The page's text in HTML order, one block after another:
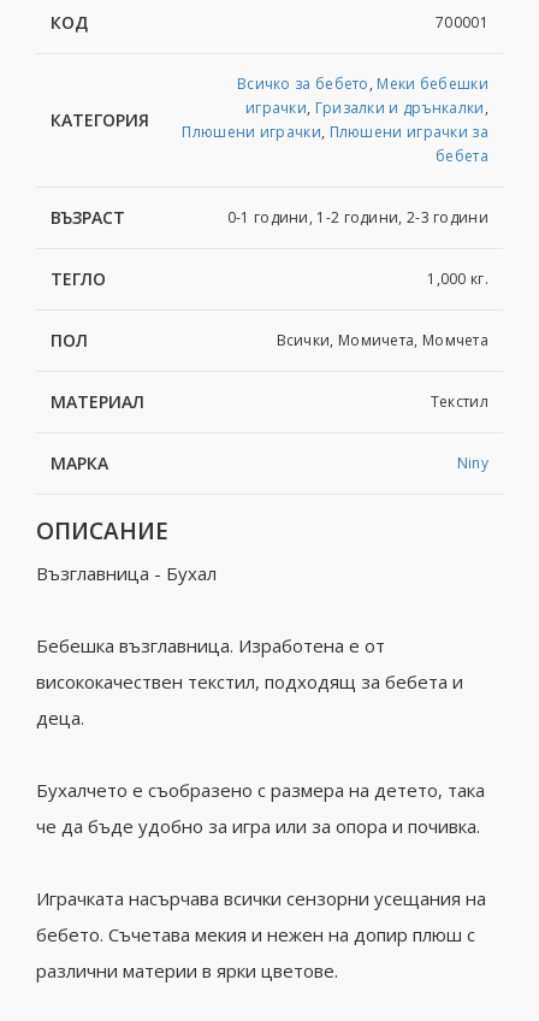
КОД 700001
КАТЕГОРИЯ
Всичко за бебето, Меки бебешки
играчки, Гризалки и дрънкалки,
Плюшени играчки, Плюшени играчки за
бебета
ВЪЗРАСТ 0-1 години, 1-2 години, 2-3 години
ТЕГЛО 1,000 кг.
ПОЛ Всички, Момичета, Момчета
МАТЕРИАЛ Текстил
МАРКА Niny
ОПИСАНИЕ
Възглавница - Бухал
Бебешка възглавница. Изработена е от
висококачествен текстил, подходящ за бебета и
деца.
Бухалчето е съобразено с размера на детето, така
че да бъде удобно за игра или за опора и почивка.
Играчката насърчава всички сензорни усещания на
бебето. Съчетава мекия и нежен на допир плюш с
различни материи в ярки цветове.